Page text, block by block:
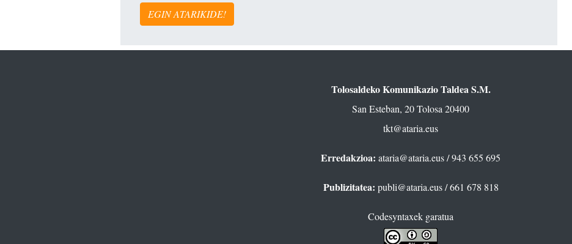
EGIN ATARIKIDE!
Tolosaldeko Komunikazio Taldea S.M.
San Esteban, 20 Tolosa 20400
tkt@ataria.eus
Erredakzioa: ataria@ataria.eus/ 943 655 695
Publizitatea: publi@ataria.eus/ 661 678 818
Codesyntaxek garatua